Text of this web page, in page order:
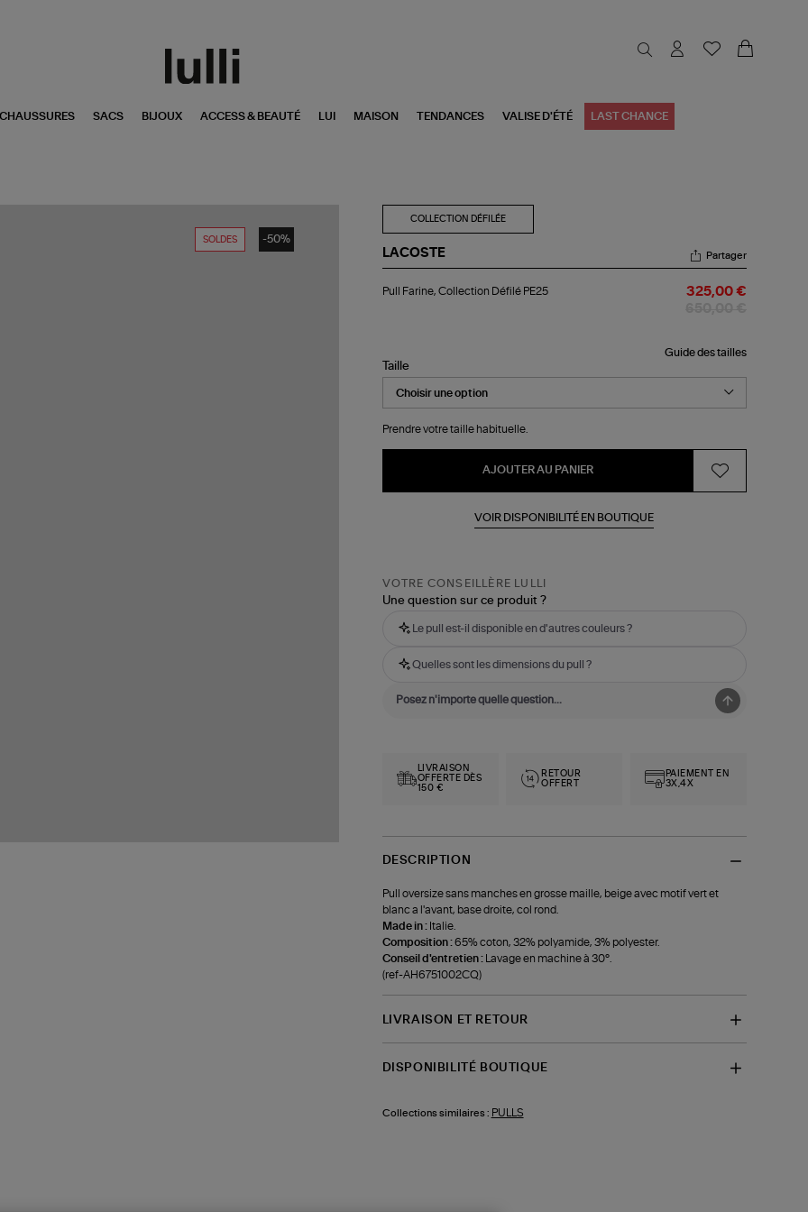
CHAUSSURES SACS BIJOUX ACCESS & BEAUTÉ LUI MAISON TENDANCES VALISE D'ÉTÉ LAST CHANCE
SOLDES -50%
COLLECTION DÉFILÉE
LACOSTE
Farine,
Partager
Pull Farine, Collection Défilé PE25 325,00 €
Guide des tailles
Taille
Prendre votre taille habituelle.
AJOUTER AU PANIER
VOIR DISPONIBILITÉ EN BOUTIQUE
VOTRE CONSEILLÈRE LULLI
Une question sur ce produit ?
Le pull est-il disponible en d'autres couleurs ?
Quelles sont les dimensions du pull ?
LIVRAISON
OFFERTE DÈS
150 €
RETOUR
OFFERT
PAIEMENT EN
3X,4X
DESCRIPTION
Pull oversize sans manches en grosse maille, beige avec motif vert et
blanc a l'avant, base droite, col rond.
Made in : Italie.
Composition :65% coton, 32% polyamide, 3% polyester.
Conseil d'entretien :
Lavage en machine à 30°.
(ref-AH6751002CQ)
LIVRAISON ET RETOUR
DISPONIBILITÉ BOUTIQUE
Collections similaires : PULLS